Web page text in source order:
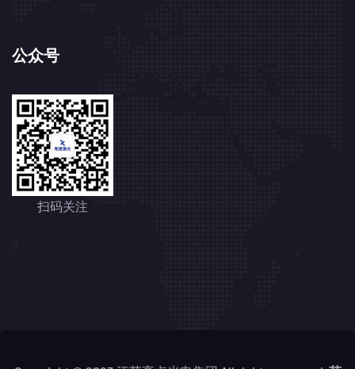
公众号
扫码关注